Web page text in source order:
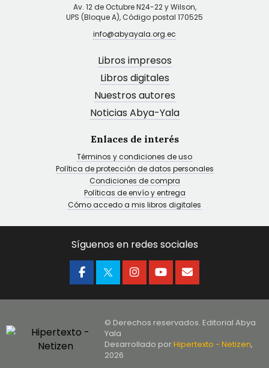
Av. 12 de Octubre N24-22 y Wilson,
UPS (Bloque A), Código postal 170525
info@abyayala.org.ec
Libros impresos
Libros digitales
Nuestros autores
Noticias Abya-Yala
Enlaces de interés
Términos y condiciones de uso
Política de protección de datos personales
Condiciones de compra
Políticas de envío y entrega
Cómo accedo a mis libros digitales
Síguenos en redes sociales
© Derechos reservados. Editorial Abya
Yala
Desarrollado porHipertexto - Netizen,
2026